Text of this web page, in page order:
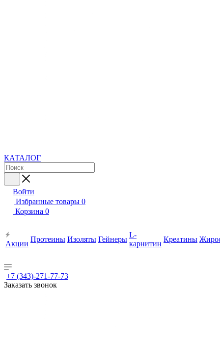
КАТАЛОГ
Войти
Избранные товары 0
Корзина 0
Акции
Протеины Изоляты Гейнеры
L-
карнитин
Креатины
+7 (343)-271-77-73
Заказать звонок